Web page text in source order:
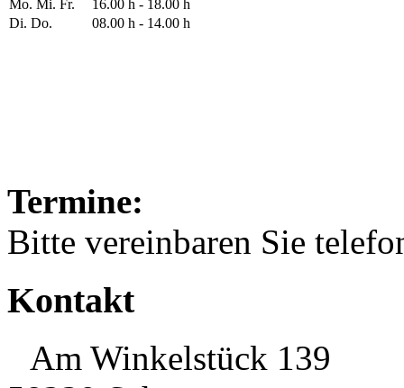
Mo. Mi. Fr.
16.00 h - 18.00 h
Di. Do.
08.00 h - 14.00 h
Termine:
Bitte vereinbaren Sie
Kontakt
Am Winkelstück 139